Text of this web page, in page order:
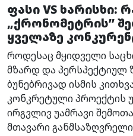
ფასი VS ხარისხი:
„ქრონომეტრის’’
ყველაზე
როდესაც მყიდველი
მზარდ და პერსპექტიულ
ბუნებრივად ისმის
კონკრეტული პროექტის
ირგვლივ უამრავი
მთავარი